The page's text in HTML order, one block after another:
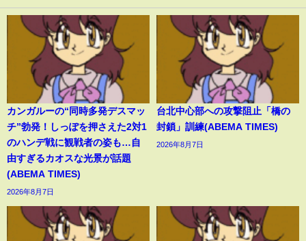
カンガルーの“同時多発デスマッ
チ”勃発！しっぽを押さえた2対1
のハンデ戦に観戦者の姿も…自
由すぎるカオスな光景が話題
(ABEMA TIMES)
2026年8月7日
台北中心部への攻撃阻止「橋の
封鎖」訓練(ABEMA TIMES)
2026年8月7日